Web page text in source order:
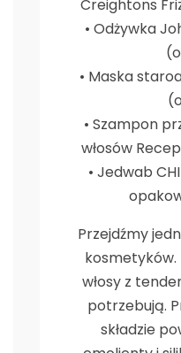
Creightons
• Odżywka
• Maska
• Szampon
włosów
• Jedwab
Przejdźmy
kosmetyków.
włosy z
potrzebują.
składzie